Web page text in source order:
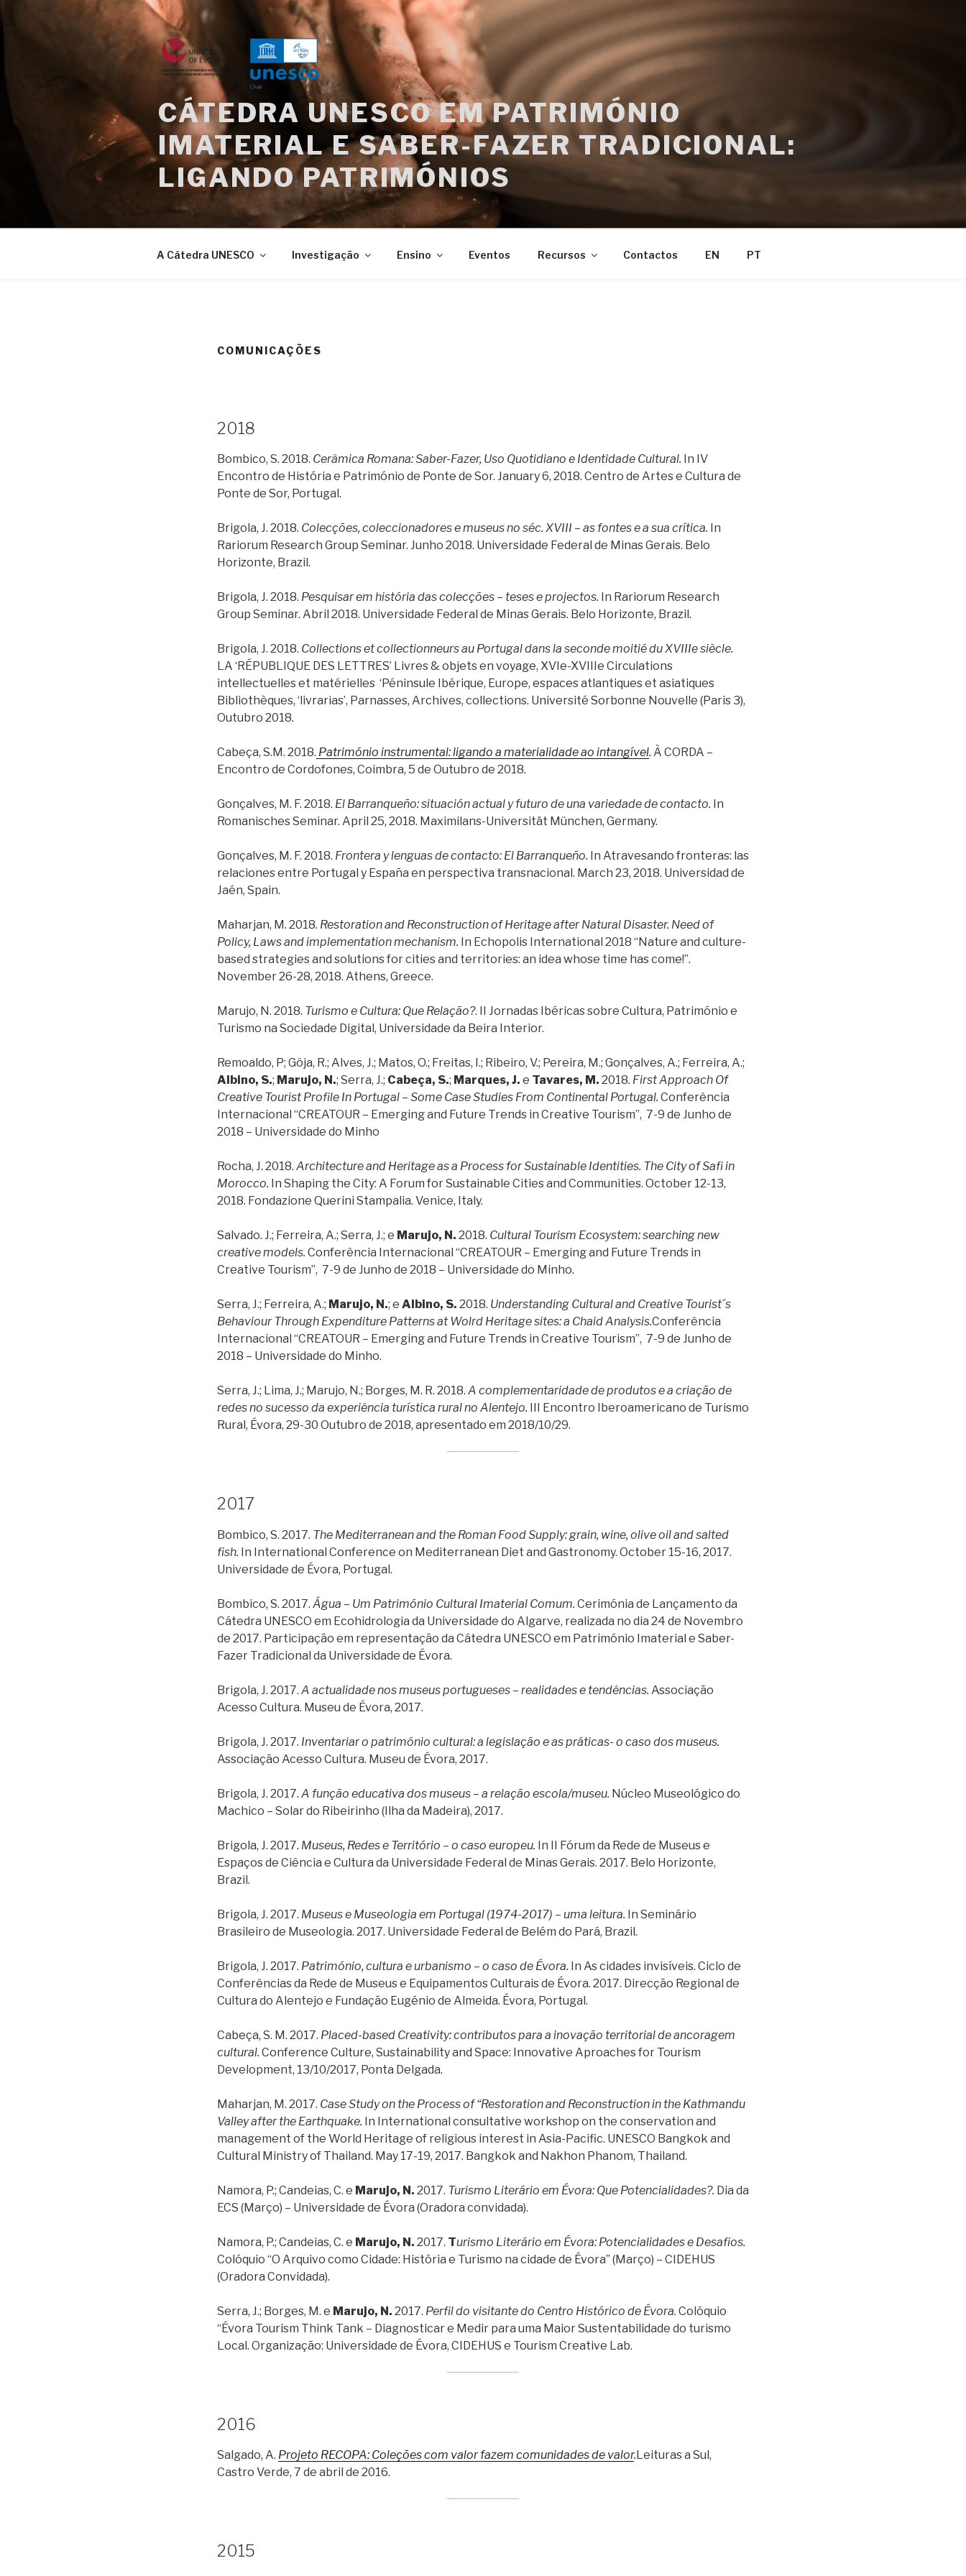
CÁTEDRA UNESCO EM PATRIMÓNIO
IMATERIAL E SABER-FAZER TRADICIONAL:
LIGANDO PATRIMÓNIOS
A Cátedra UNESCO Investigação Ensino Eventos Recursos Contactos EN PT
COMUNICAÇÕES
2018
Bombico, S. 2018. Cerâmica Romana: Saber-Fazer, Uso Quotidiano e Identidade Cultural. In IV
Encontro de História e Património de Ponte de Sor. January 6, 2018. Centro de Artes e Cultura de
Ponte de Sor, Portugal.
Brigola, J. 2018. Colecções, coleccionadores e museus no séc. XVIII – as fontes e a sua crítica. In
Rariorum Research Group Seminar. Junho 2018. Universidade Federal de Minas Gerais. Belo
Horizonte, Brazil.
Brigola, J. 2018. Pesquisar em história das colecções – teses e projectos. In Rariorum Research
Group Seminar. Abril 2018. Universidade Federal de Minas Gerais. Belo Horizonte, Brazil.
Brigola, J. 2018. Collections et collectionneurs au Portugal dans la seconde moitié du XVIIIe siècle.
LA ‘RÉPUBLIQUE DES LETTRES’ Livres & objets en voyage, XVIe-XVIIIe Circulations
intellectuelles et matérielles ‘Péninsule Ibérique, Europe, espaces atlantiques et asiatiques
Bibliothèques, ‘livrarias’, Parnasses, Archives, collections. Université Sorbonne Nouvelle (Paris 3),
Outubro 2018.
Cabeça, S.M. 2018. Património instrumental: ligando a materialidade ao intangível. À CORDA –
Encontro de Cordofones, Coimbra, 5 de Outubro de 2018.
Gonçalves, M. F. 2018. El Barranqueño: situación actual y futuro de una variedade de contacto. In
Romanisches Seminar. April 25, 2018. Maximilans-Universität München, Germany.
Gonçalves, M. F. 2018. Frontera y lenguas de contacto: El Barranqueño. In Atravesando fronteras: las
relaciones entre Portugal y España en perspectiva transnacional. March 23, 2018. Universidad de
Jaén, Spain.
Maharjan, M. 2018. Restoration and Reconstruction of Heritage after Natural Disaster. Need of
Policy, Laws and implementation mechanism. In Echopolis International 2018 “Nature and culture-
based strategies and solutions for cities and territories: an idea whose time has come!”.
November 26-28, 2018. Athens, Greece.
Marujo, N. 2018. Turismo e Cultura: Que Relação?. II Jornadas Ibéricas sobre Cultura, Património e
Turismo na Sociedade Digital, Universidade da Beira Interior.
Remoaldo, P; Gôja, R.; Alves, J.; Matos, O.; Freitas, I.; Ribeiro, V.; Pereira, M.; Gonçalves, A.; Ferreira, A.;
Albino, S.; Marujo, N.; Serra, J.; Cabeça, S.; Marques, J. e Tavares, M. 2018. First Approach Of
Creative Tourist Profile In Portugal – Some Case Studies From Continental Portugal. Conferência
Internacional “CREATOUR – Emerging and Future Trends in Creative Tourism”, 7-9 de Junho de
2018 – Universidade do Minho
Rocha, J. 2018. Architecture and Heritage as a Process for Sustainable Identities. The City of Safi in
Morocco. In Shaping the City: A Forum for Sustainable Cities and Communities. October 12-13,
2018. Fondazione Querini Stampalia. Venice, Italy.
Salvado. J.; Ferreira, A.; Serra, J.; e Marujo, N. 2018. Cultural Tourism Ecosystem: searching new
creative models. Conferência Internacional “CREATOUR – Emerging and Future Trends in
Creative Tourism”, 7-9 de Junho de 2018 – Universidade do Minho.
Serra, J.; Ferreira, A.; Marujo, N.; e Albino, S. 2018. Understanding Cultural and Creative Tourist´s
Behaviour Through Expenditure Patterns at Wolrd Heritage sites: a Chaid Analysis.Conferência
Internacional “CREATOUR – Emerging and Future Trends in Creative Tourism”, 7-9 de Junho de
2018 – Universidade do Minho.
Serra, J.; Lima, J.; Marujo, N.; Borges, M. R. 2018. A complementaridade de produtos e a criação de
redes no sucesso da experiência turística rural no Alentejo. III Encontro Iberoamericano de Turismo
Rural, Évora, 29-30 Outubro de 2018, apresentado em 2018/10/29.
2017
Bombico, S. 2017. The Mediterranean and the Roman Food Supply: grain, wine, olive oil and salted
fish. In International Conference on Mediterranean Diet and Gastronomy. October 15-16, 2017.
Universidade de Évora, Portugal.
Bombico, S. 2017. Água – Um Património Cultural Imaterial Comum. Cerimónia de Lançamento da
Cátedra UNESCO em Ecohidrologia da Universidade do Algarve, realizada no dia 24 de Novembro
de 2017. Participação em representação da Cátedra UNESCO em Património Imaterial e Saber-
Fazer Tradicional da Universidade de Évora.
Brigola, J. 2017. A actualidade nos museus portugueses – realidades e tendências. Associação
Acesso Cultura. Museu de Évora, 2017.
Brigola, J. 2017. Inventariar o património cultural: a legislação e as práticas- o caso dos museus.
Associação Acesso Cultura. Museu de Évora, 2017.
Brigola, J. 2017. A função educativa dos museus – a relação escola/museu. Núcleo Museológico do
Machico – Solar do Ribeirinho (Ilha da Madeira), 2017.
Brigola, J. 2017. Museus, Redes e Território – o caso europeu. In II Fórum da Rede de Museus e
Espaços de Ciência e Cultura da Universidade Federal de Minas Gerais. 2017. Belo Horizonte,
Brazil.
Brigola, J. 2017. Museus e Museologia em Portugal (1974-2017) – uma leitura. In Seminário
Brasileiro de Museologia. 2017. Universidade Federal de Belém do Pará, Brazil.
Brigola, J. 2017. Património, cultura e urbanismo – o caso de Évora. In As cidades invisíveis. Ciclo de
Conferências da Rede de Museus e Equipamentos Culturais de Évora. 2017. Direcção Regional de
Cultura do Alentejo e Fundação Eugénio de Almeida. Évora, Portugal.
Cabeça, S. M. 2017. Placed-based Creativity: contributos para a inovação territorial de ancoragem
cultural. Conference Culture, Sustainability and Space: Innovative Aproaches for Tourism
Development, 13/10/2017, Ponta Delgada.
Maharjan, M. 2017. Case Study on the Process of “Restoration and Reconstruction in the Kathmandu
Valley after the Earthquake. In International consultative workshop on the conservation and
management of the World Heritage of religious interest in Asia-Pacific. UNESCO Bangkok and
Cultural Ministry of Thailand. May 17-19, 2017. Bangkok and Nakhon Phanom, Thailand.
Namora, P.; Candeias, C. e Marujo, N. 2017. Turismo Literário em Évora: Que Potencialidades?. Dia da
ECS (Março) – Universidade de Évora (Oradora convidada).
Namora, P.; Candeias, C. e Marujo, N. 2017. Turismo Literário em Évora: Potencialidades e Desafios.
Colóquio “O Arquivo como Cidade: História e Turismo na cidade de Évora” (Março) – CIDEHUS
(Oradora Convidada).
Serra, J.; Borges, M. e Marujo, N. 2017. Perfil do visitante do Centro Histórico de Évora. Colóquio
“Évora Tourism Think Tank – Diagnosticar e Medir para uma Maior Sustentabilidade do turismo
Local. Organização: Universidade de Évora, CIDEHUS e Tourism Creative Lab.
2016
Salgado, A. Projeto RECOPA: Coleções com valor fazem comunidades de valor.Leituras a Sul,
Castro Verde, 7 de abril de 2016.
2015